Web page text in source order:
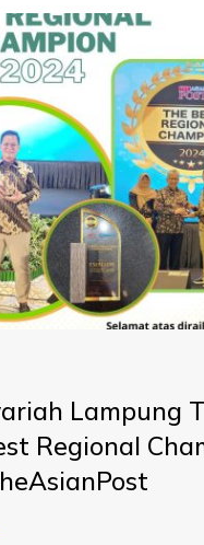
Lampung
Regional